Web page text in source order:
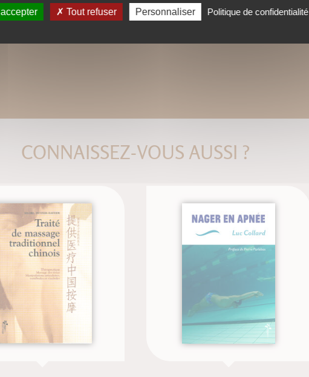
CONNAISSEZ-VOUS AUSSI ?
Tout refuser Personnaliser Politique de confidentialité